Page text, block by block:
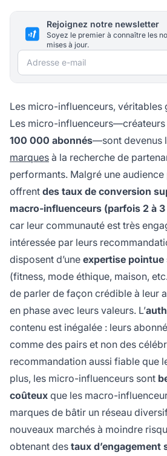
Rejoignez notre newsletter
Soyez le premier à connaître les
mises à jour.
Adresse e-mail
Les micro-influenceurs, véritables
Les micro-
100 000 abonnés—sont devenus
marques à la recherche de
performants. Malgré une
offrent des taux de conversion
macro-influenceurs (parfois 2 à
car leur communauté est très
intéressée par leurs
disposent d’une expertise pointue
(fitness, mode éthique, maison,
de parler de façon crédible à leur
en phase avec leurs valeurs. L’
contenu est inégalée : leurs
comme des pairs et non des
recommandation aussi fiable que
plus, les micro-influenceurs sont
coûteux que les macro-
marques de bâtir un réseau
nouveaux marchés à moindre
obtenant des taux d’engagement